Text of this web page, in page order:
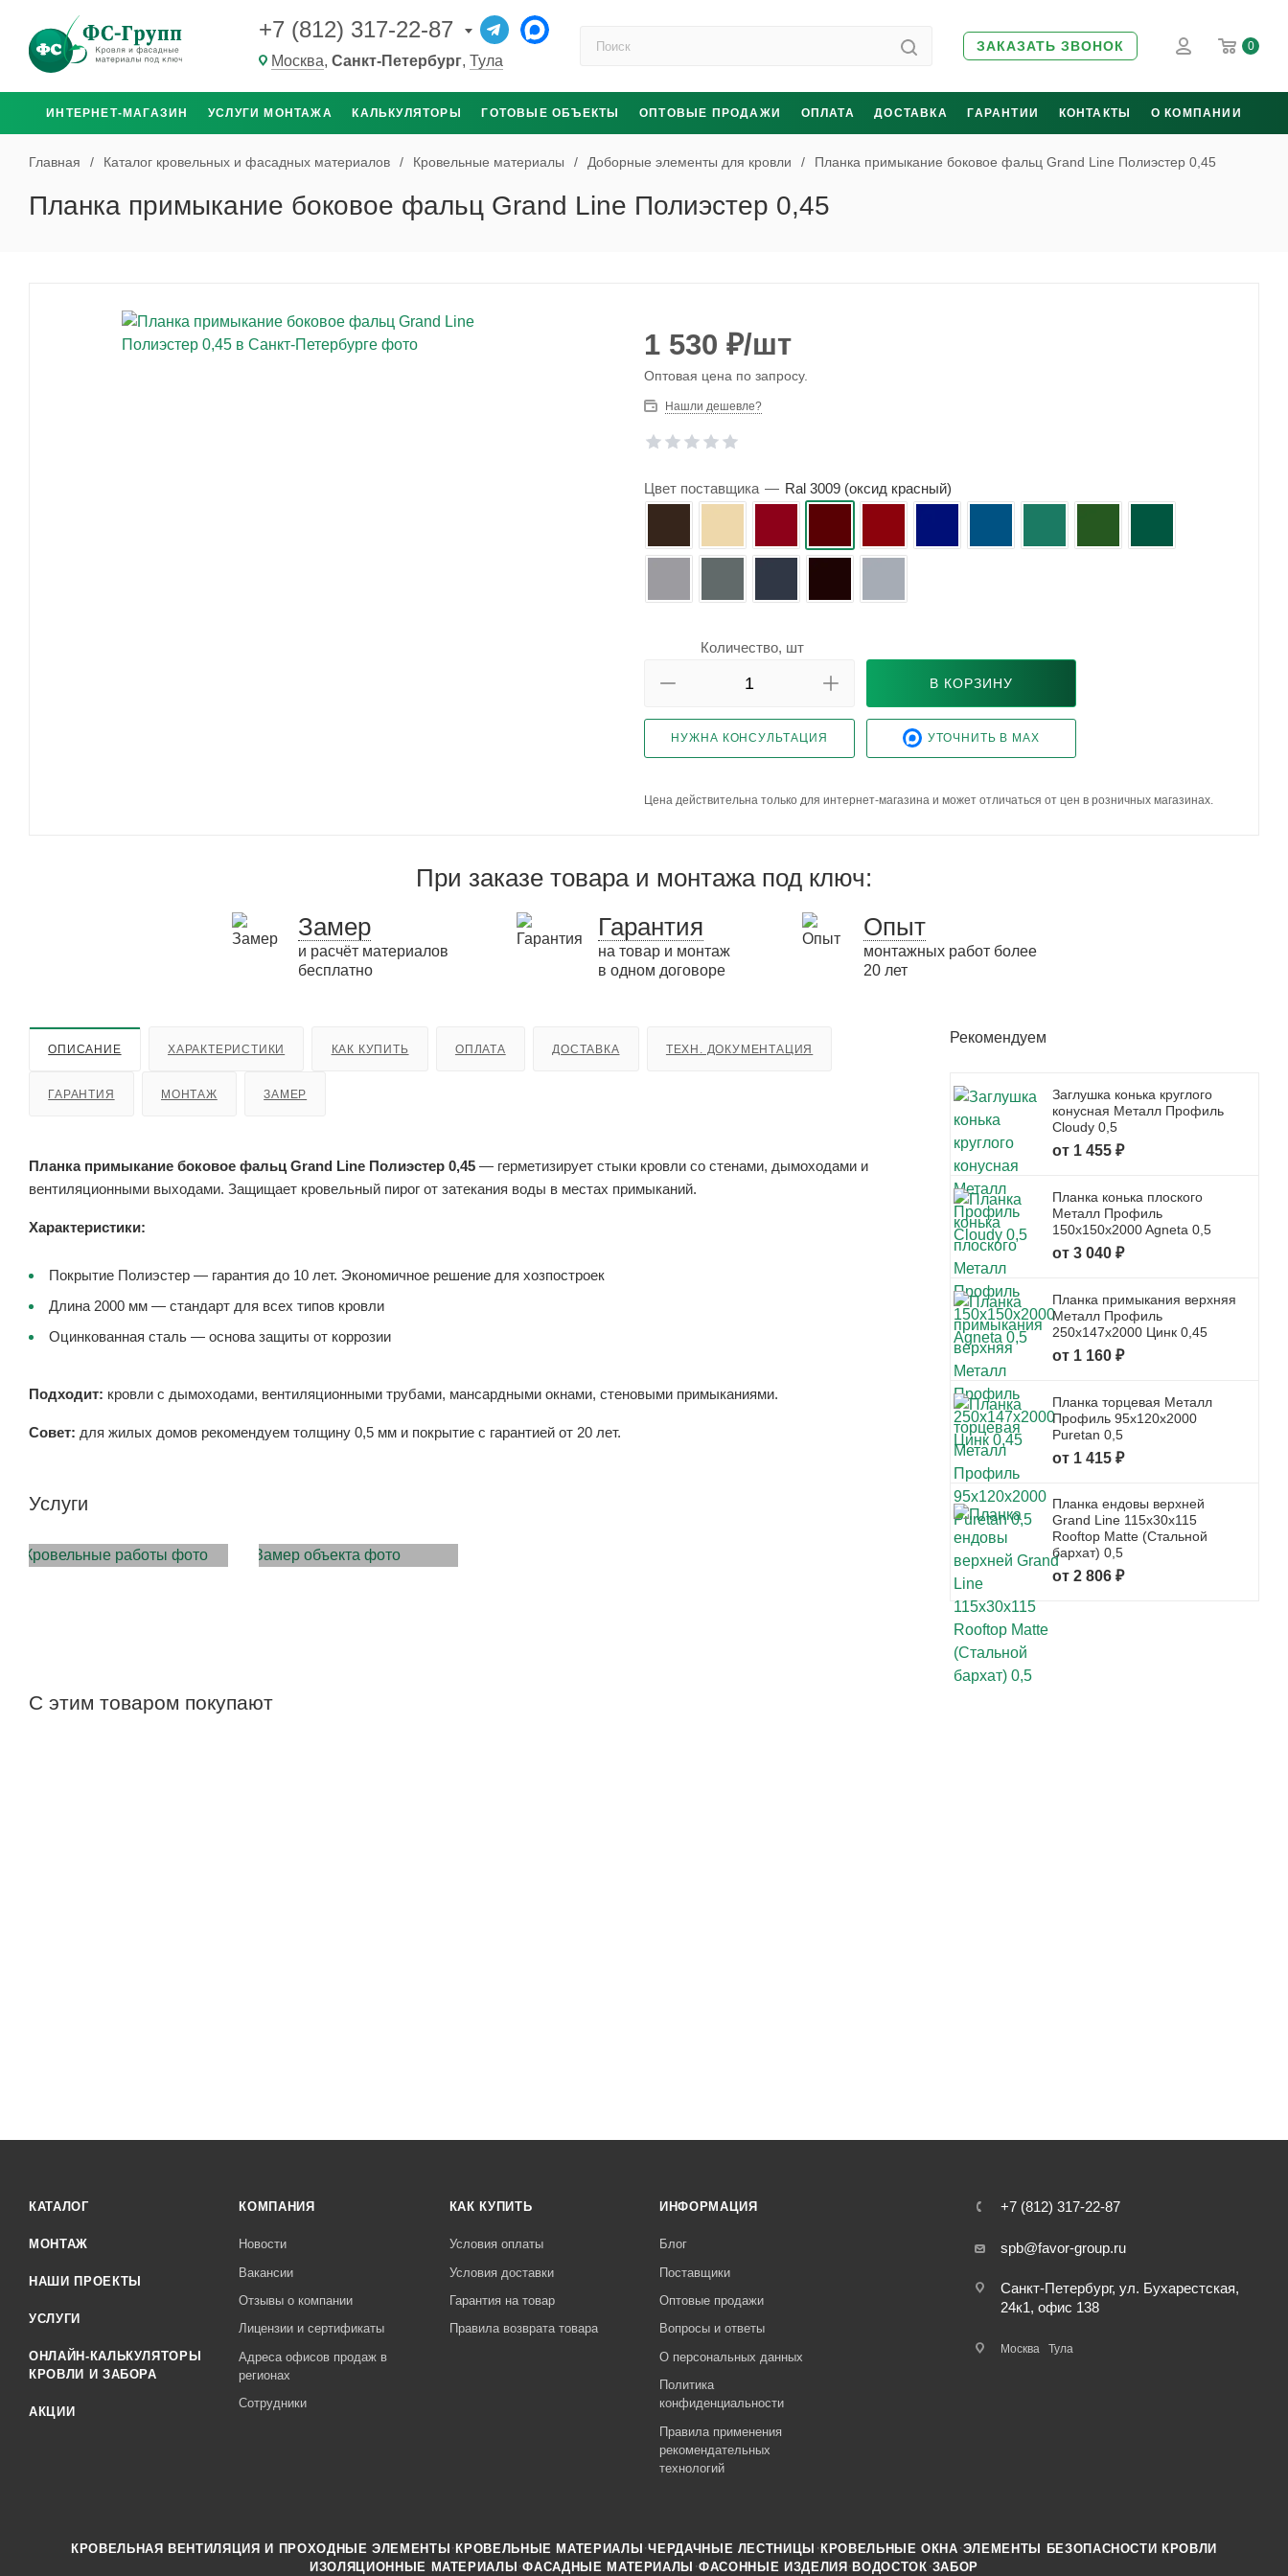
+7 (812) 317-22-87
Москва, Санкт-Петербург, Тула
ЗАКАЗАТЬ ЗВОНОК 0
ИНТЕРНЕТ-МАГАЗИН УСЛУГИ МОНТАЖА КАЛЬКУЛЯТОРЫ ГОТОВЫЕ ОБЪЕКТЫ ОПТОВЫЕ ПРОДАЖИ ОПЛАТА ДОСТАВКА ГАРАНТИИ КОНТАКТЫ О КОМПАНИИ
Главная / Каталог кровельных и фасадных материалов / Кровельные материалы / Доборные элементы для кровли / Планка примыкание боковое фальц Grand Line Полиэстер 0,45
Планка примыкание боковое фальц Grand Line Полиэстер 0,45
1 530 ₽/шт
Оптовая цена по запросу.
Нашли дешевле?
Цвет поставщика — Ral 3009 (оксид красный)
Количество, шт
В КОРЗИНУ
НУЖНА КОНСУЛЬТАЦИЯ УТОЧНИТЬ В MAX
Цена действительна только для интернет-магазина и может отличаться от цен в розничных магазинах.
При заказе товара и монтажа под ключ:
Замер
и расчёт материалов
бесплатно
Гарантия
на товар и монтаж
в одном договоре
Опыт
монтажных работ более
20 лет
ОПИСАНИЕ ХАРАКТЕРИСТИКИ КАК КУПИТЬ ОПЛАТА ДОСТАВКА ТЕХН. ДОКУМЕНТАЦИЯ
ГАРАНТИЯ МОНТАЖ ЗАМЕР
Планка примыкание боковое фальц Grand Line Полиэстер 0,45 — герметизирует стыки кровли со стенами, дымоходами и
вентиляционными выходами. Защищает кровельный пирог от затекания воды в местах примыканий.
Характеристики:
Покрытие Полиэстер — гарантия до 10 лет. Экономичное решение для хозпостроек
Длина 2000 мм — стандарт для всех типов кровли
Оцинкованная сталь — основа защиты от коррозии
Подходит: кровли с дымоходами, вентиляционными трубами, мансардными окнами, стеновыми примыканиями.
Совет: для жилых домов рекомендуем толщину 0,5 мм и покрытие с гарантией от 20 лет.
Услуги
МОНТАЖ КРОВЛИ
Рекомендуем
Заглушка конька круглого
конусная Металл Профиль
Cloudy 0,5
от 1 455 ₽
Планка конька плоского
Металл Профиль
150x150x2000 Agneta 0,5
от 3 040 ₽
Планка примыкания верхняя
Металл Профиль
250x147x2000 Цинк 0,45
от 1 160 ₽
Планка торцевая Металл
Профиль 95x120x2000
Puretan 0,5
от 1 415 ₽
Планка ендовы верхней
Grand Line 115x30x115
Rooftop Matte (Стальной
бархат) 0,5
от 2 806 ₽
С этим товаром покупают
КАТАЛОГ
МОНТАЖ
НАШИ ПРОЕКТЫ
УСЛУГИ
ОНЛАЙН-КАЛЬКУЛЯТОРЫ
КРОВЛИ И ЗАБОРА
АКЦИИ
КОМПАНИЯ
Новости
Вакансии
Отзывы о компании
Лицензии и сертификаты
Адреса офисов продаж в
регионах
Сотрудники
КАК КУПИТЬ
Условия оплаты
Условия доставки
Гарантия на товар
Правила возврата товара
ИНФОРМАЦИЯ
Блог
Поставщики
Оптовые продажи
Вопросы и ответы
О персональных данных
Политика
конфиденциальности
Правила применения
рекомендательных
технологий
+7 (812) 317-22-87
spb@favor-group.ru
Санкт-Петербург, ул. Бухарестская,
24к1, офис 138
Москва Тула
КРОВЕЛЬНАЯ ВЕНТИЛЯЦИЯ И ПРОХОДНЫЕ ЭЛЕМЕНТЫ ·КРОВЕЛЬНЫЕ МАТЕРИАЛЫ ·ЧЕРДАЧНЫЕ ЛЕСТНИЦЫ ·КРОВЕЛЬНЫЕ ОКНА ·ЭЛЕМЕНТЫ БЕЗОПАСНОСТИ КРОВЛИ
ИЗОЛЯЦИОННЫЕ МАТЕРИАЛЫ ·ФАСАДНЫЕ МАТЕРИАЛЫ ·ФАСОННЫЕ ИЗДЕЛИЯ·ВОДОСТОК ·ЗАБОР